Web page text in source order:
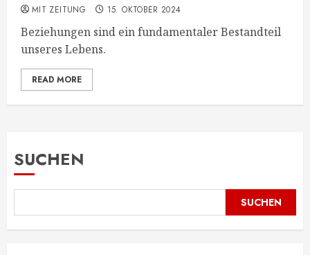
MIT ZEITUNG 15. OKTOBER 2024
Beziehungen sind ein fundamentaler Bestandteil
unseres Lebens.
READ MORE
SUCHEN
SUCHEN